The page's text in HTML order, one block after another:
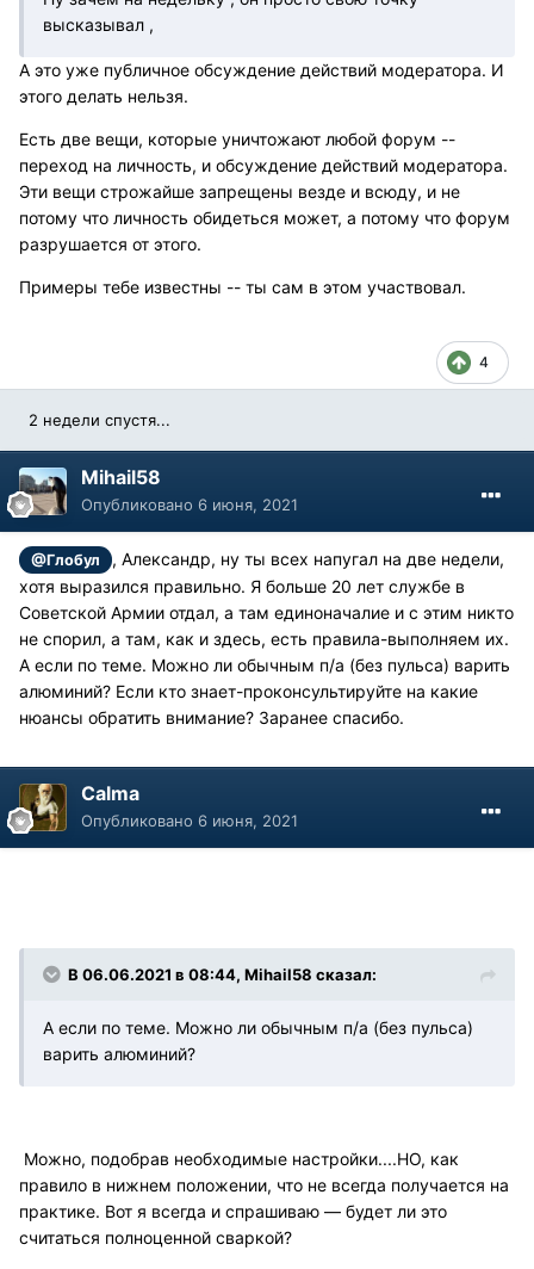
высказывал ,
А это уже публичное обсуждение действий модератора. И
этого делать нельзя.
Есть две вещи, которые уничтожают любой форум --
переход на личность, и обсуждение действий модератора.
Эти вещи строжайше запрещены везде и всюду, и не
потому что личность обидеться может, а потому что форум
разрушается от этого.
Примеры тебе известны -- ты сам в этом участвовал.
4
2 недели спустя...
Mihail58
Опубликовано 6 июня, 2021
@Глобул
, Александр, ну ты всех напугал на две недели,
хотя выразился правильно. Я больше 20 лет службе в
Советской Армии отдал, а там единоначалие и с этим никто
не спорил, а там, как и здесь, есть правила-выполняем их.
А если по теме. Можно ли обычным п/а (без пульса) варить
алюминий? Если кто знает-проконсультируйте на какие
нюансы обратить внимание? Заранее спасибо.
Calma
Опубликовано 6 июня, 2021
В 06.06.2021 в 08:44, Mihail58 сказал:
А если по теме. Можно ли обычным п/а (без пульса)
варить алюминий?
Можно, подобрав необходимые настройки....НО, как
правило в нижнем положении, что не всегда получается на
практике. Вот я всегда и спрашиваю — будет ли это
считаться полноценной сваркой?